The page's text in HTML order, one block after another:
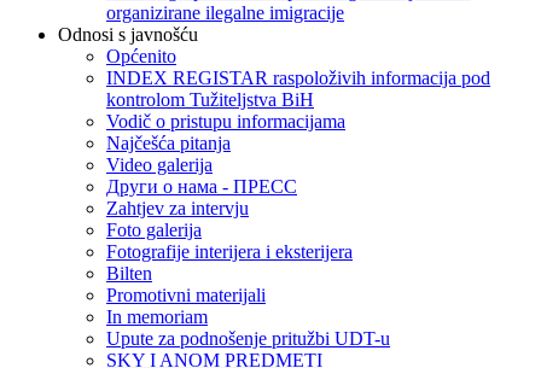
organizirane ilegalne imigracije
Odnosi s javnošću
Općenito
INDEX REGISTAR raspoloživih informacija pod
kontrolom Tužiteljstva BiH
Vodič o pristupu informacijama
Najčešća pitanja
Video galerija
Други о нама - ПРЕСC
Zahtjev za intervju
Foto galerija
Fotografije interijera i eksterijera
Bilten
Promotivni materijali
In memoriam
Upute za podnošenje pritužbi UDT-u
SKY I ANOM PREDMETI